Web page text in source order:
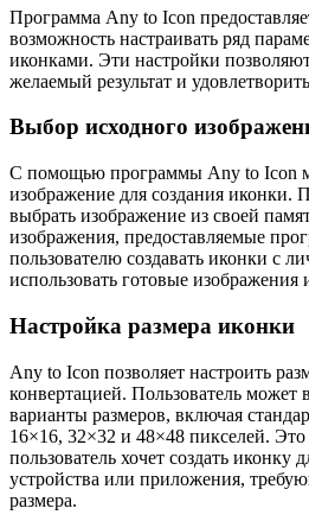
Программа Any to Icon
возможность настраивать ряд
иконками. Эти настройки
желаемый результат и
Выбор исходного
С помощью программы Any to Icon
изображение для создания иконки.
выбрать изображение из своей
изображения, предоставляемые
пользователю создавать иконки с
использовать готовые изображения
Настройка размера иконки
Any to Icon позволяет настроить
конвертацией. Пользователь может
варианты размеров, включая
16×16, 32×32 и 48×48 пикселей. Это
пользователь хочет создать иконку
устройства или приложения,
размера.